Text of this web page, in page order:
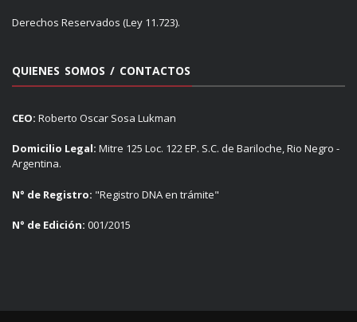
Derechos Reservados (Ley 11.723).
QUIENES SOMOS / CONTACTOS
CEO: Roberto Oscar Sosa Lukman
Domicilio Legal: Mitre 125 Loc. 122 EP. S.C. de Bariloche, Rio Negro -
Argentina.
N° de Registro: "Registro DNA en trámite"
N° de Edición: 001/2015